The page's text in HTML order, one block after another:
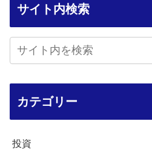
サイト内検索
カテゴリー
投資